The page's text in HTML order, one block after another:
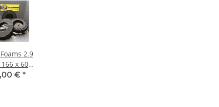
2.9
x 60
(2 Stück)
€ *